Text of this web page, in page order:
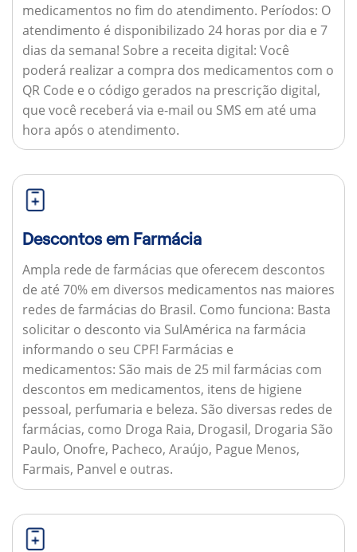
medicamentos no fim do atendimento. Períodos: O
atendimento é disponibilizado 24 horas por dia e 7
dias da semana! Sobre a receita digital: Você
poderá realizar a compra dos medicamentos com o
QR Code e o código gerados na prescrição digital,
que você receberá via e-mail ou SMS em até uma
hora após o atendimento.
Descontos em Farmácia
Ampla rede de farmácias que oferecem descontos
de até 70% em diversos medicamentos nas maiores
redes de farmácias do Brasil. Como funciona: Basta
solicitar o desconto via SulAmérica na farmácia
informando o seu CPF! Farmácias e
medicamentos: São mais de 25 mil farmácias com
descontos em medicamentos, itens de higiene
pessoal, perfumaria e beleza. São diversas redes de
farmácias, como Droga Raia, Drogasil, Drogaria São
Paulo, Onofre, Pacheco, Araújo, Pague Menos,
Farmais, Panvel e outras.